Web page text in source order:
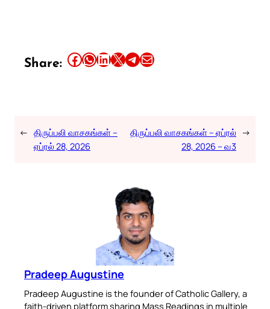
Share: Share this article on Facebook Share this article on WhatsApp Share this article on LinkedIn Share this article on X Share this article on TelegramEmail this Article
← திருப்பலி வாசகங்கள் –
ஏப்ரல் 28, 2026
திருப்பலி வாசகங்கள் – ஏப்ரல்
28, 2026 – வ3
→
Pradeep Augustine
Pradeep Augustine is the founder of Catholic Gallery, a
faith-driven platform sharing Mass Readings in multiple
audio Bible — all in one
No Thanks